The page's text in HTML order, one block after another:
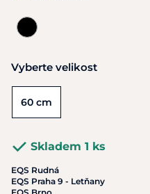
Vyberte velikost
60 cm
Skladem 1 ks
EQS Rudná
EQS Praha 9 - Letňany